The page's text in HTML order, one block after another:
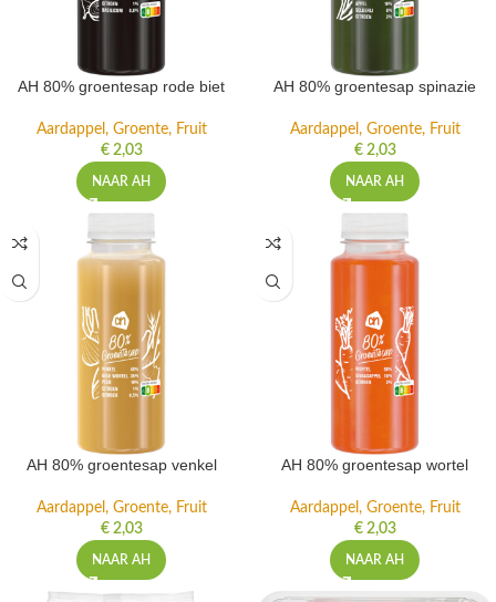
AH 80% groentesap rode biet
Aardappel, Groente, Fruit
€2,03
NAAR AH
AH 80% groentesap spinazie
Aardappel, Groente, Fruit
€2,03
NAAR AH
AH 80% groentesap venkel
Aardappel, Groente, Fruit
€2,03
NAAR AH
AH 80% groentesap wortel
Aardappel, Groente, Fruit
€2,03
NAAR AH